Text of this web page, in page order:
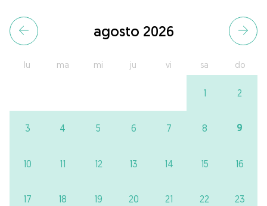
agosto 2026
lu ma mi ju vi sa do
1 2
3 4 5 6 7 8 9
10 11 12 13 14 15 16
17 18 19 20 21 22 23